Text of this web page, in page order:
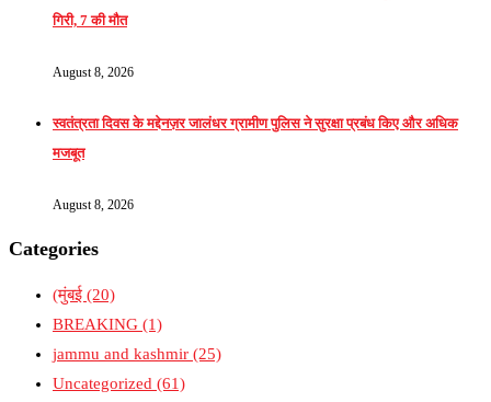
गिरी, 7 की मौत
August 8, 2026
स्वतंत्रता दिवस के मद्देनज़र जालंधर ग्रामीण पुलिस ने सुरक्षा प्रबंध किए और अधिक
मजबूत
August 8, 2026
Categories
(मुंबई (20)
BREAKING (1)
jammu and kashmir (25)
Uncategorized (61)